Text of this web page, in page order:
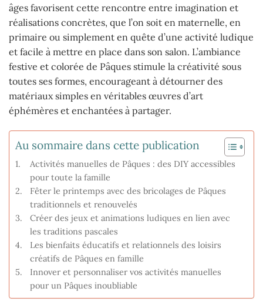
âges favorisent cette rencontre entre imagination et
réalisations concrètes, que l’on soit en maternelle, en
primaire ou simplement en quête d’une activité ludique
et facile à mettre en place dans son salon. L’ambiance
festive et colorée de Pâques stimule la créativité sous
toutes ses formes, encourageant à détourner des
matériaux simples en véritables œuvres d’art
éphémères et enchantées à partager.
Au sommaire dans cette publication
Activités manuelles de Pâques : des DIY accessibles
pour toute la famille
Fêter le printemps avec des bricolages de Pâques
traditionnels et renouvelés
Créer des jeux et animations ludiques en lien avec
les traditions pascales
Les bienfaits éducatifs et relationnels des loisirs
créatifs de Pâques en famille
Innover et personnaliser vos activités manuelles
pour un Pâques inoubliable